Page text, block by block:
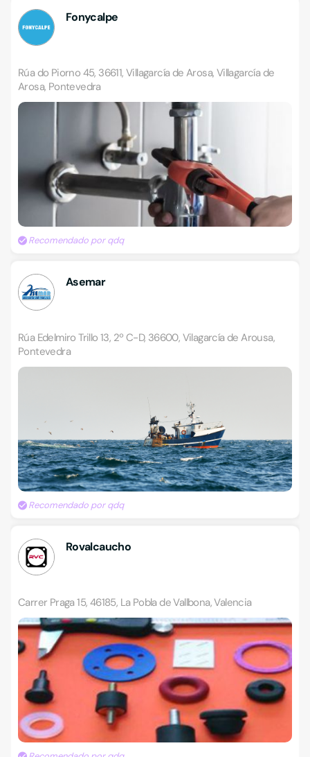
Fonycalpe
Rúa do Piorno 45, 36611, Villagarcía de Arosa, Villagarcía de
Arosa, Pontevedra
Recomendado por qdq
Asemar
Rúa Edelmiro Trillo 13, 2º C-D, 36600, Vilagarcía de Arousa,
Pontevedra
Recomendado por qdq
Rovalcaucho
Carrer Praga 15, 46185, La Pobla de Vallbona, Valencia